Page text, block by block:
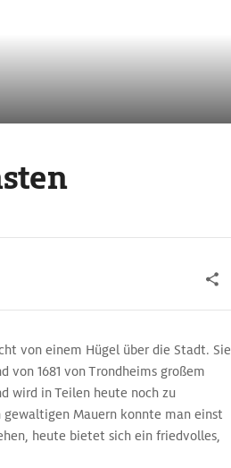
von einem ­Hügel über die Stadt. Sie
von 1681 von Trondheims großem
wird in Teilen heute noch zu
Mauern konnte man einst
heute bietet sich ein friedvolles,